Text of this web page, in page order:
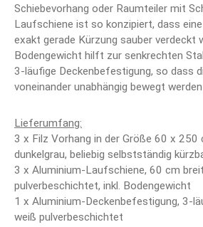
Schiebevorhang oder Raumteiler mit
Laufschiene ist so konzipiert, dass
exakt gerade Kürzung sauber verdeckt
Bodengewicht hilft zur senkrechten
3-läufige Deckenbefestigung, so dass
voneinander unabhängig bewegt
Lieferumfang:
3 x Filz Vorhang in der Größe 60 x 250
dunkelgrau, beliebig selbstständig
3 x Aluminium-Laufschiene, 60 cm
pulverbeschichtet, inkl. Bodengewicht
1 x Aluminium-Deckenbefestigung, 3-
weiß pulverbeschichtet